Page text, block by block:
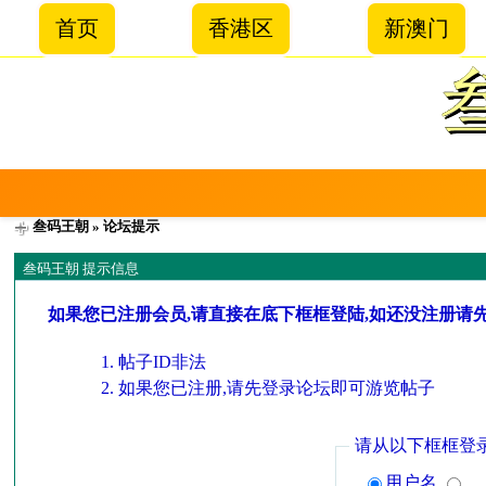
首页 香港区 新澳门
叁码王朝 » 论坛提示
叁码王朝 提示信息
如果您已注册会员,请直接在底下框框登陆,如还没注册请
帖子ID非法
如果您已注册,请先登录论坛即可游览帖子
请从以下框框登
用户名